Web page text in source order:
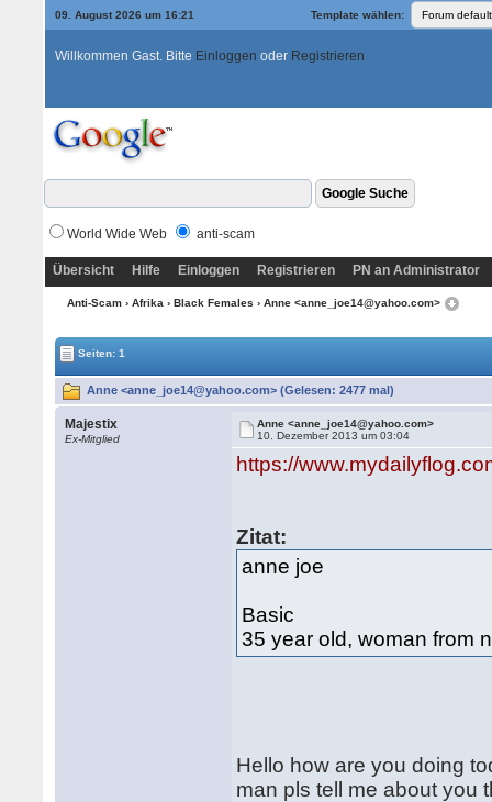
09. August 2026 um 16:21 Template wählen:
Willkommen Gast. Bitte Einloggen oder Registrieren
World Wide Web anti-scam
Übersicht Hilfe Einloggen Registrieren PN an Administrator
Anti-Scam› Afrika › Black Females › Anne <anne_joe14@yahoo.com>
Seiten: 1
Anne <anne_joe14@yahoo.com> (Gelesen: 2477 mal)
Majestix
Ex-Mitglied
Anne <anne_joe14@yahoo.com>
10. Dezember 2013 um 03:04
https://
Zitat:
anne joe
Basic
35 year old, woman from
Hello how are you doing
man pls tell me about you